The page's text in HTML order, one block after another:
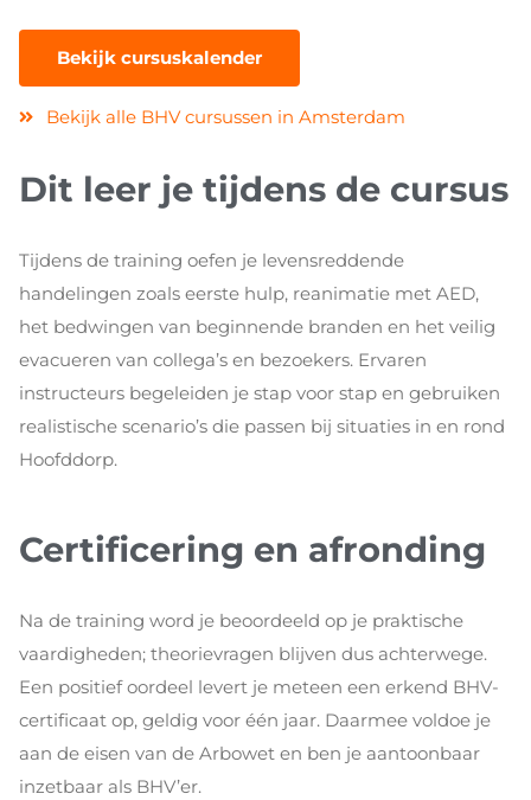
Bekijk cursuskalender
Bekijk alle BHV cursussen in Amsterdam
Dit leer je tijdens de cursus
Tijdens de training oefen je levensreddende
handelingen zoals eerste hulp, reanimatie met AED,
het bedwingen van beginnende branden en het veilig
evacueren van collega’s en bezoekers. Ervaren
instructeurs begeleiden je stap voor stap en gebruiken
realistische scenario’s die passen bij situaties in en rond
Hoofddorp.
Certificering en afronding
Na de training word je beoordeeld op je praktische
vaardigheden; theorievragen blijven dus achterwege.
Een positief oordeel levert je meteen een erkend BHV-
certificaat op, geldig voor één jaar. Daarmee voldoe je
aan de eisen van de Arbowet en ben je aantoonbaar
inzetbaar als BHV’er.